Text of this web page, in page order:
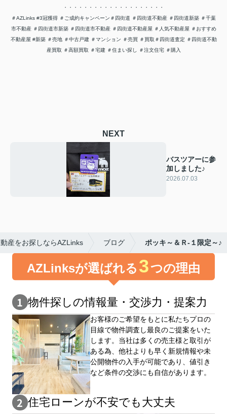
・・・・・・・・・・・・・・・・・・・・
＃AZLinks #3冠獲得 ＃ご成約キャンペーン＃四街道 ＃四街道不動産 ＃四街道新築 ＃千葉
市不動産 ＃四街道市新築 ＃四街道市不動産 ＃四街道不動産屋 ＃人気不動産屋 ＃おすすめ
不動産屋 #新築 ＃売地 ＃中古戸建 ＃マンション ＃売買 ＃買取＃四街道査定 ＃四街道不動
産買取 ＃高額買取 ＃宅建 ＃住まい探し ＃注文住宅 ＃購入
NEXT
バスツアーに参
加しました♪
2026.07.03
産をお探しならAZLinks ブログ ポッキ～＆Ｒ-１限定～♪
AZLinksが選ばれる 3つの理由
物件探しの情報量・交渉⼒・提案⼒
お客様のご希望をもとに私たちプロの
目線で物件調査し最良のご提案をいた
します。当社は多くの売主様と取引が
ある為、他社よりも早く新規情報や未
公開物件の⼊手が可能であり、値引き
など条件の交渉にも自信があります。
住宅ローンが不安でも大丈夫